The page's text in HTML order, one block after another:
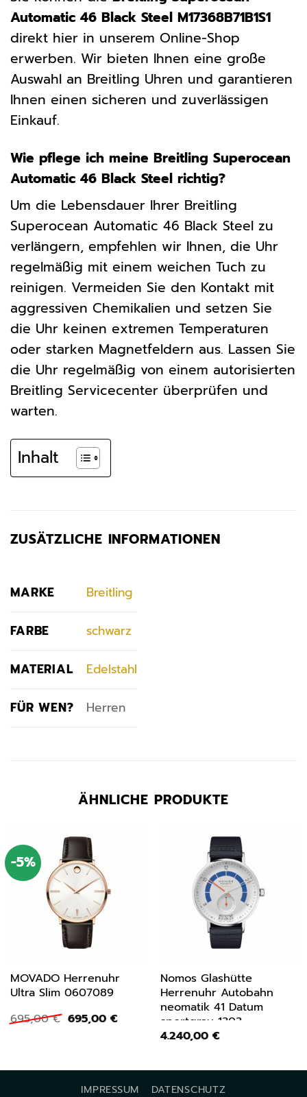
Automatic 46 Black Steel M17368B71B1S1
direkt hier in unserem Online-Shop
erwerben. Wir bieten Ihnen eine große
Auswahl an Breitling Uhren und garantieren
Ihnen einen sicheren und zuverlässigen
Einkauf.
Wie pflege ich meine Breitling Superocean
Automatic 46 Black Steel richtig?
Um die Lebensdauer Ihrer Breitling
Superocean Automatic 46 Black Steel zu
verlängern, empfehlen wir Ihnen, die Uhr
regelmäßig mit einem weichen Tuch zu
reinigen. Vermeiden Sie den Kontakt mit
aggressiven Chemikalien und setzen Sie
die Uhr keinen extremen Temperaturen
oder starken Magnetfeldern aus. Lassen Sie
die Uhr regelmäßig von einem autorisierten
Breitling Servicecenter überprüfen und
warten.
Inhalt
ZUSÄTZLICHE INFORMATIONEN
MARKE Breitling
FARBE schwarz
MATERIAL Edelstahl
FÜR WEN? Herren
ÄHNLICHE PRODUKTE
-5%
MOVADO Herrenuhr
Ultra Slim 0607089
695,00€ Ursprünglicher
Preis
695,00 €Aktueller
Nomos Glashütte
Herrenuhr Autobahn
neomatik 41 Datum
sportgrau 1303
4.240,00 €
IMPRESSUM DATENSCHUTZ